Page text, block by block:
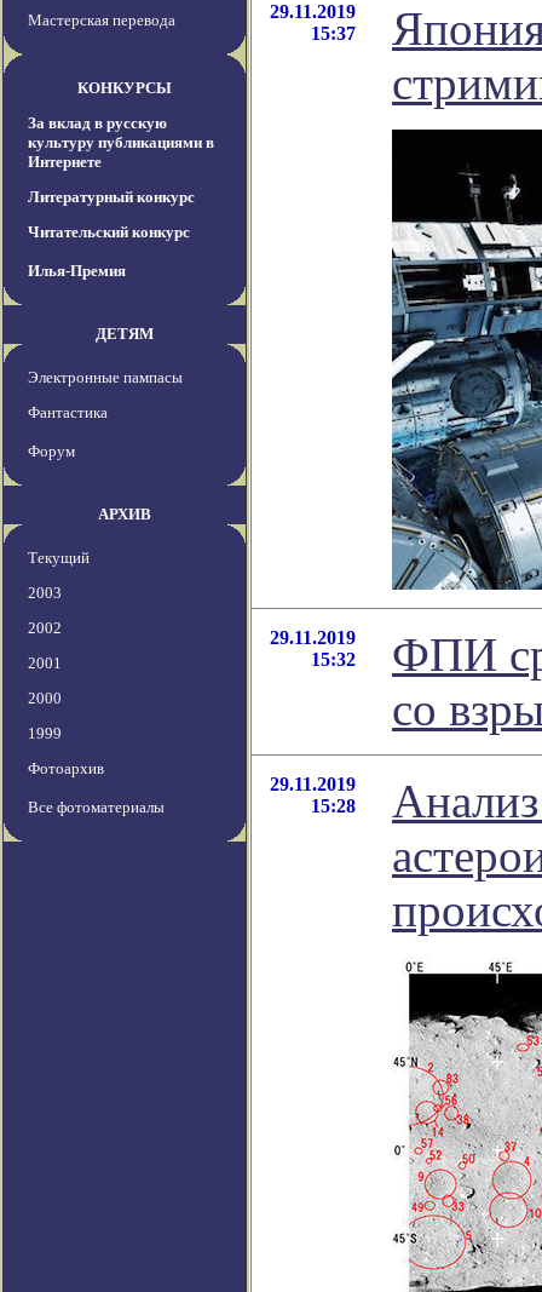
Мастерская перевода
КОНКУРСЫ
За вклад в русскую
культуру публикациями в
Интернете
Литературный конкурс
Читательский конкурс
Илья-Премия
ДЕТЯМ
Электронные пампасы
Фантастика
Форум
АРХИВ
Текущий
2003
2002
2001
2000
1999
Фотоархив
Все фотоматериалы
29.11.2019
15:37
29.11.2019
15:32
ФПИ
со
29.11.2019
15:28